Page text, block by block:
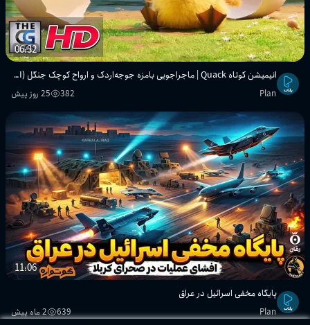
06:32
انیمیشن کوتاه Quack | ماجراجویی بامزه جوجه‌اردک و ارواح کوچک جنگل (CGI سه‌بعدی)
Plan
382 25 روز پیش
11:06
پایگاه مخفی اسرائیل در عراق
Plan
639 2 ماه پیش